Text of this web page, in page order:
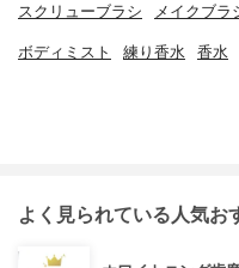
スクリューブラシ メイクブラ
ボディミスト 練り香水 香水
よく見られている人気お